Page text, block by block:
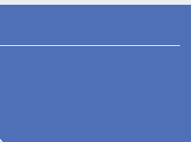
照明・換気・ファサード設計がカギ
役立つコラムを見る